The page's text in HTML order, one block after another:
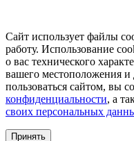
Сайт использует файлы
работу. Использование
о вас технического
вашего местоположения
пользоваться сайтом, вы
конфиденциальности, а
своих персональных
Принять